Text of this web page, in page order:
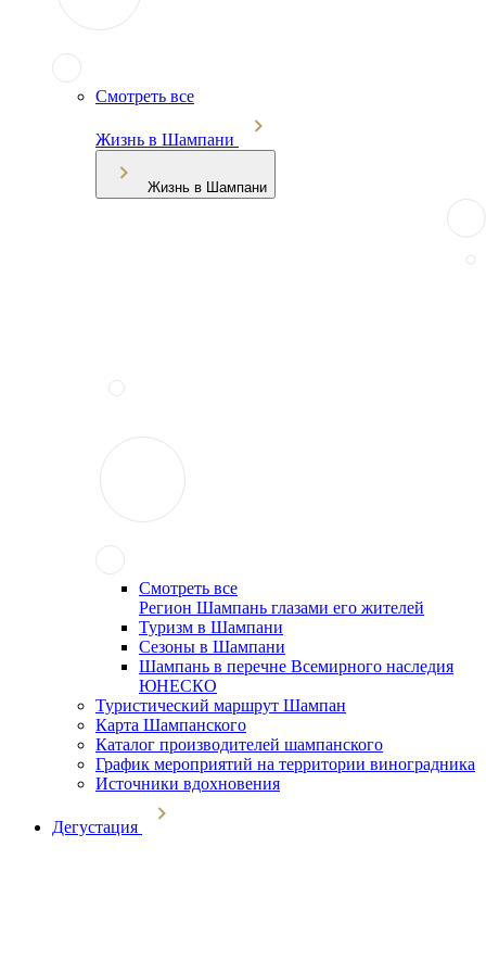
Смотреть все
Жизнь в Шампани
Жизнь в Шампани
Смотреть все
Регион Шампань глазами его жителей
Туризм в Шампани
Сезоны в Шампани
Шампань в перечне Всемирного наследия
ЮНЕСКО
Туристический маршрут Шампан
Карта Шампанского
Каталог производителей шампанского
График мероприятий на территории виноградника
Источники вдохновения
Дегустация